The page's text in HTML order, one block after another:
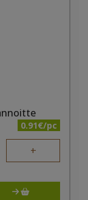
0.91€/pc
+